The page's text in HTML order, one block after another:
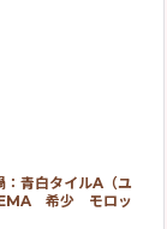
：青白タイルA（ユ
希少 モロッ